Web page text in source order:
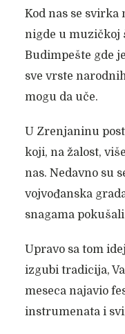
Kod nas se svirka
nigde u muzičkoj
Budimpešte gde
sve vrste
mogu da uče.
U Zrenjaninu
koji, na žalost,
nas. Nedavno su
vojvođanska
snagama
Upravo sa tom
izgubi tradicija,
meseca najavio
instrumenata i